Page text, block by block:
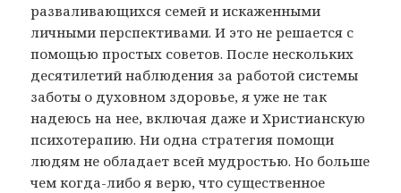
разваливающихся семей и искаженными
личными перспективами. И это не решается с
помощью простых советов. После нескольких
десятилетий наблюдения за работой системы
заботы о духовном здоровье, я уже не так
надеюсь на нее, включая даже и Христианскую
психотерапию. Ни одна стратегия помощи
людям не обладает всей мудростью. Но больше
чем когда-либо я верю, что существенное